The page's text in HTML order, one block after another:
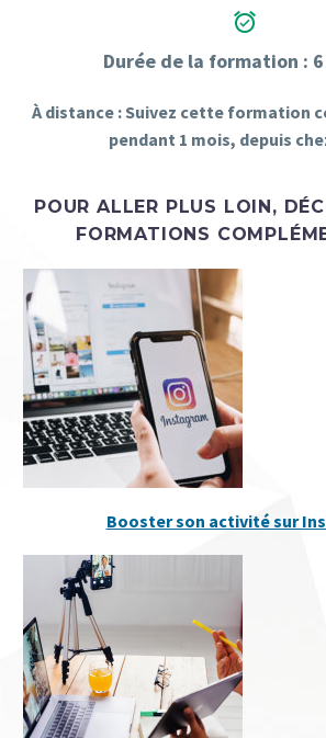


Durée de la formation :
À distance : Suivez cette formation
pendant 1 mois, depuis
POUR ALLER PLUS LOIN,
FORMATIONS
Booster son activité sur